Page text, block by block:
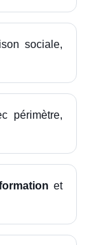
sociale,
périmètre,
et